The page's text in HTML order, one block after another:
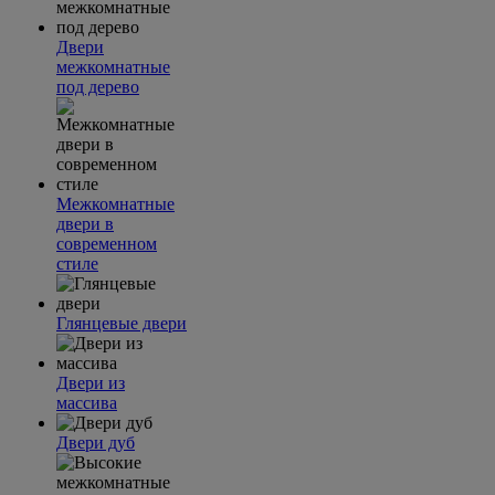
Двери
межкомнатные
под дерево
Межкомнатные
двери в
современном
стиле
Глянцевые двери
Двери из
массива
Двери дуб